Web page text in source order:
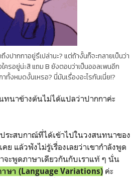
ปากกาอยู่รึเปล่านะ? แต่ถ้างั้นก็จะกลายเป็นว่า
ครอยู่น่ะสิ แถม B ยังตอบว่าเป็นออลเพนอีก
าทั้งหมดงั้นเหรอ? นี่มันเรื่องอะไรกันเนี่ย!?
นาข้างต้นไม่ได้แปลว่าปากกาค่ะ
ระสบกาณ์ที่ได้เข้าไปในวงสนทนาของ
ย แล้วฟังไม่รู้เรื่องเลยว่าเขากำลังพูด
จะพูดภาษาเดียวกันกับเราแท้ ๆ นั่น
ษา (Language Variations) ค่ะ